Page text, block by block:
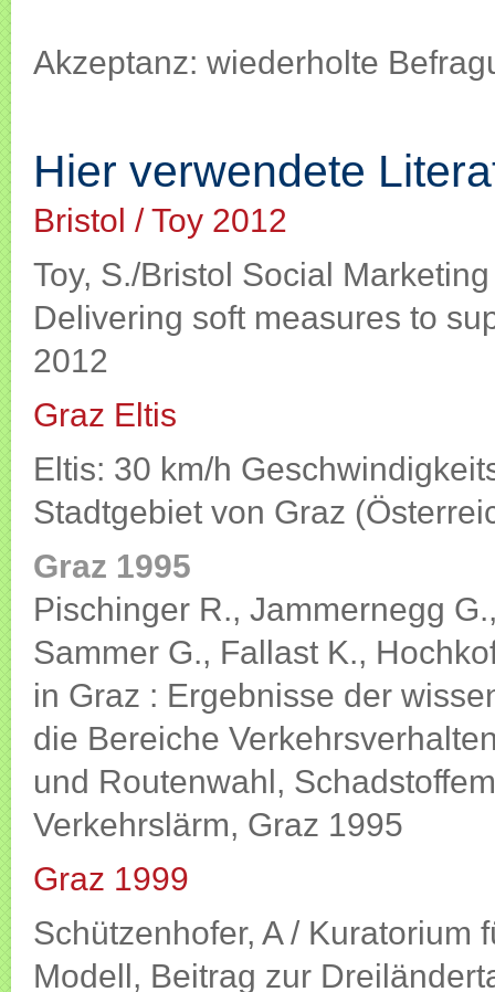
Akzeptanz: wiederholte
Hier verwendete
Bristol / Toy 2012
Toy, S./Bristol Social
Delivering soft measures to
2012
Graz Eltis
Eltis: 30 km/h
Stadtgebiet von Graz
Graz 1995
Pischinger R., Jammernegg
Sammer G., Fallast K.,
in Graz : Ergebnisse der
die Bereiche
und Routenwahl,
Verkehrslärm, Graz 1995
Graz 1999
Schützenhofer, A / Kuratorium
Modell, Beitrag zur